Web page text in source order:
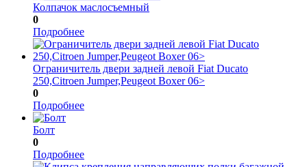
Колпачок маслосъемный
0
Подробнее
Ограничитель двери задней левой Fiat Ducato
250,Citroen Jumper,Peugeot Boxer 06>
0
Подробнее
Болт
0
Подробнее